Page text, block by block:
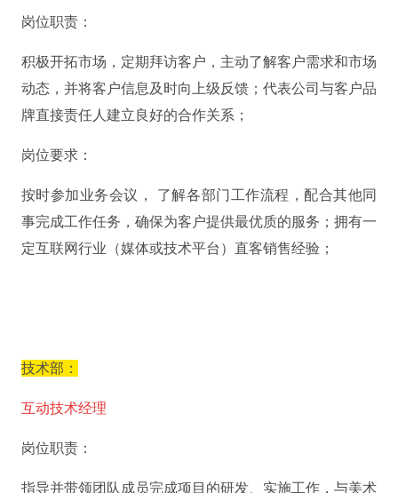
岗位职责：
积极开拓市场，定期拜访客户，主动了解客户需求和市场
动态，并将客户信息及时向上级反馈；代表公司与客户品
牌直接责任人建立良好的合作关系；
岗位要求：
按时参加业务会议， 了解各部门工作流程，配合其他同
事完成工作任务，确保为客户提供最优质的服务；拥有一
定互联网行业（媒体或技术平台）直客销售经验；
技术部：
互动技术经理
岗位职责：
指导并带领团队成员完成项目的研发、实施工作，与美术